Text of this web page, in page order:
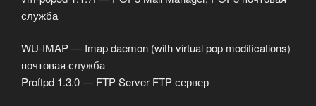
служба
WU-IMAP — Imap daemon (with virtual pop modifications)
почтовая служба
Proftpd 1.3.0 — FTP Server FTP сервер